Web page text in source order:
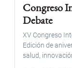
Congreso
Debate
XV Congreso
Edición de
salud,